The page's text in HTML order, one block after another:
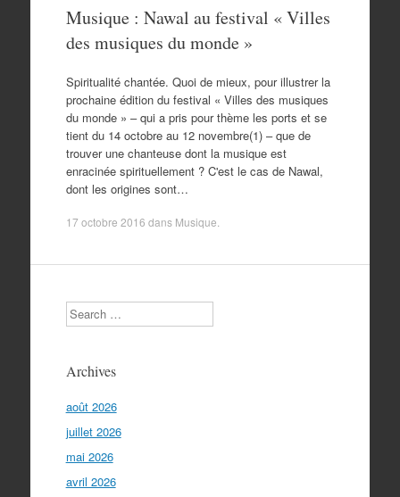
Musique : Nawal au festival « Villes
des musiques du monde »
Spiritualité chantée. Quoi de mieux, pour illustrer la
prochaine édition du festival « Villes des musiques
du monde » – qui a pris pour thème les ports et se
tient du 14 octobre au 12 novembre(1) – que de
trouver une chanteuse dont la musique est
enracinée spirituellement ? C'est le cas de Nawal,
dont les origines sont…
17 octobre 2016 dans Musique
Search
Archives
août 2026
juillet 2026
mai 2026
avril 2026